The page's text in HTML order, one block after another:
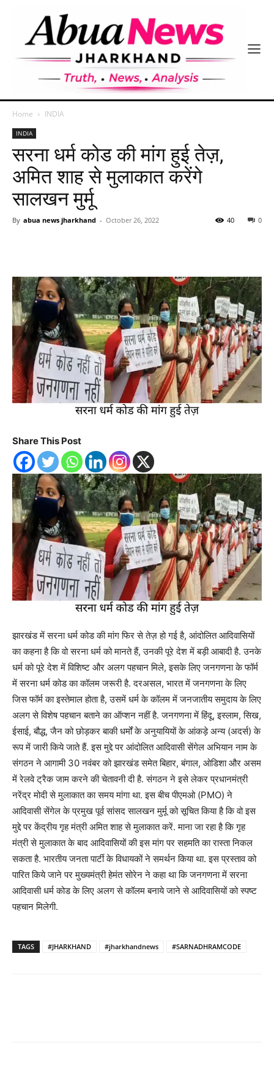
Home INDIA
INDIA
सरना धर्म कोड की मांग हुई तेज़,
अमित शाह से मुलाकात करेंगे
सालखन मुर्मू
By abua news jharkhand - October 26, 2022 0
40
Share This Post
झारखंड में सरना धर्म कोड की मांग फिर से तेज़ हो गई है, आंदोलित आदिवासियों
का कहना है कि वो सरना धर्म को मानते हैं, उनकी पूरे देश में बड़ी आबादी है. उनके
धर्म को पूरे देश में विशिष्ट और अलग पहचान मिले, इसके लिए जनगणना के फॉर्म
में सरना धर्म कोड का कॉलम जरूरी है. दरअसल, भारत में जनगणना के लिए
जिस फॉर्म का इस्तेमाल होता है, उसमें धर्म के कॉलम में जनजातीय समुदाय के लिए
अलग से विशेष पहचान बताने का ऑप्शन नहीं है. जनगणना में हिंदू, इस्लाम, सिख,
ईसाई, बौद्ध, जैन को छोड़कर बाकी धर्मों के अनुयायियों के आंकड़े अन्य (अदर्स) के
रूप में जारी किये जाते हैं. इस मुद्दे पर आंदोलित आदिवासी सेंगेल अभियान नाम के
संगठन ने आगामी 30 नवंबर को झारखंड समेत बिहार, बंगाल, ओडिशा और असम
में रेलवे ट्रैक जाम करने की चेतावनी दी है. संगठन ने इसे लेकर प्रधानमंत्री
नरेंद्र मोदी से मुलाकात का समय मांगा था. इस बीच पीएमओ (PMO) ने
आदिवासी सेंगेल के प्रमुख पूर्व सांसद सालखन मुर्मू को सूचित किया है कि वो इस
मुद्दे पर केंद्रीय गृह मंत्री अमित शाह से मुलाकात करें. माना जा रहा है कि गृह
मंत्री से मुलाकात के बाद आदिवासियों की इस मांग पर सहमति का रास्ता निकल
सकता है. भारतीय जनता पार्टी के विधायकों ने समर्थन किया था. इस प्रस्ताव को
पारित किये जाने पर मुख्यमंत्री हेमंत सोरेन ने कहा था कि जनगणना में सरना
आदिवासी धर्म कोड के लिए अलग से कॉलम बनाये जाने से आदिवासियों को स्पष्ट
पहचान मिलेगी.
TAGS #JHARKHAND #jharkhandnews #SARNADHRAMCODE